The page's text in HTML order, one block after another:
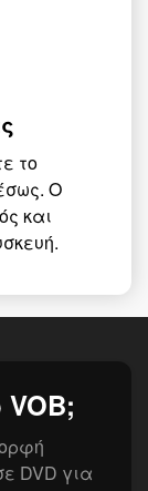
το
Ο
και
DVD για